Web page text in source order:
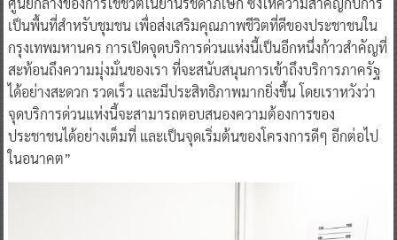
เป็นพื้นที่สำหรับชุมชน เพื่อส่งเสริมคุณภาพชีวิตที่ดีของประชาชนใน
กรุงเทพมหานคร การเปิดจุดบริการด่วนแห่งนี้เป็นอีกหนึ่งก้าวสำคัญที่
สะท้อนถึงความมุ่งมั่นของเรา ที่จะสนับสนุนการเข้าถึงบริการภาครัฐ
ได้อย่างสะดวก รวดเร็ว และมีประสิทธิภาพมากยิ่งขึ้น โดยเราหวังว่า
จุดบริการด่วนแห่งนี้จะสามารถตอบสนองความต้องการของ
ประชาชนได้อย่างเต็มที่ และเป็นจุดเริ่มต้นของโครงการดีๆ อีกต่อไป
ในอนาคต”